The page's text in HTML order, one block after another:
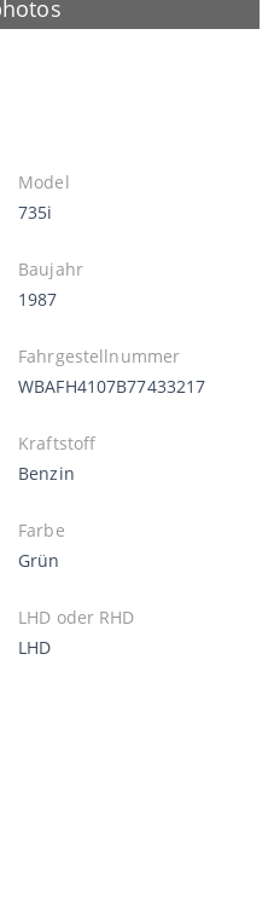
Model
735i
Baujahr
1987
Fahrgestellnummer
WBAFH4107B77433217
Kraftstoff
Benzin
Farbe
Grün
LHD oder RHD
LHD